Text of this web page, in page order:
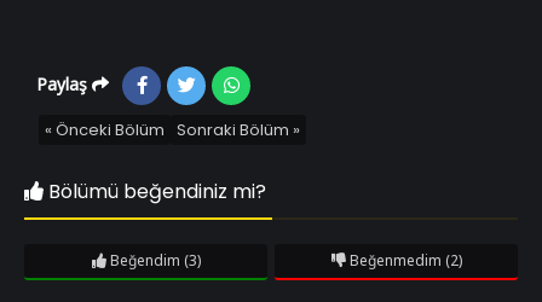
Paylaş
« Önceki Bölüm Sonraki Bölüm »
Bölümü beğendiniz mi?
Beğendim (3) Beğenmedim (2)